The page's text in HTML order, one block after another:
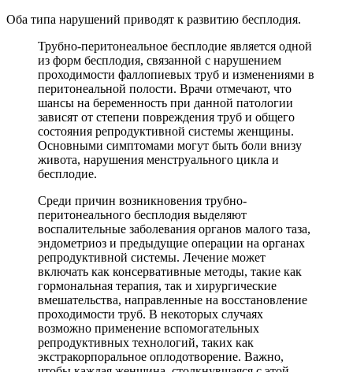
Оба типа нарушений приводят к развитию бесплодия.
Трубно-перитонеальное бесплодие является одной
из форм бесплодия, связанной с нарушением
проходимости фаллопиевых труб и изменениями в
перитонеальной полости. Врачи отмечают, что
шансы на беременность при данной патологии
зависят от степени повреждения труб и общего
состояния репродуктивной системы женщины.
Основными симптомами могут быть боли внизу
живота, нарушения менструального цикла и
бесплодие.
Среди причин возникновения трубно-
перитонеального бесплодия выделяют
воспалительные заболевания органов малого таза,
эндометриоз и предыдущие операции на органах
репродуктивной системы. Лечение может
включать как консервативные методы, такие как
гормональная терапия, так и хирургические
вмешательства, направленные на восстановление
проходимости труб. В некоторых случаях
возможно применение вспомогательных
репродуктивных технологий, таких как
экстракорпоральное оплодотворение. Важно,